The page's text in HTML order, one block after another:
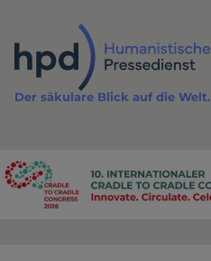
Inhalt
Der säkulare Blick auf die Welt.
Advertising